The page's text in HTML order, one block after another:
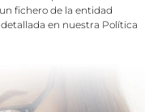
fichero de la entidad
en nuestra Política